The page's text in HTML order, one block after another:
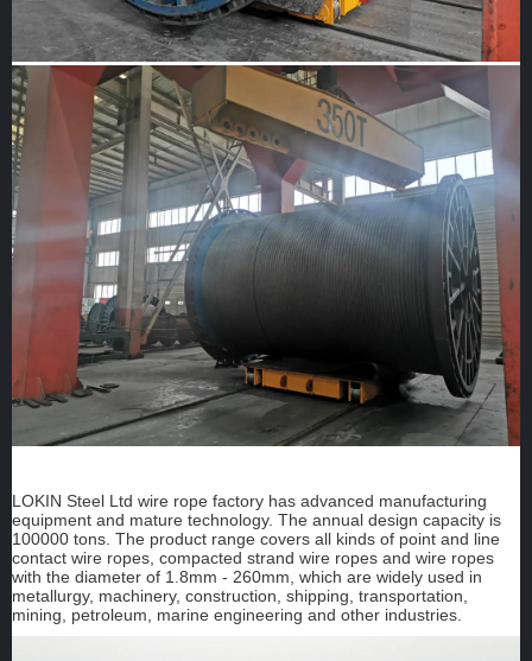
LOKIN Steel Ltd wire rope factory has advanced manufacturing
equipment and mature technology. The annual design capacity is
100000 tons. The product range covers all kinds of point and line
contact wire ropes, compacted strand wire ropes and wire ropes
with the diameter of 1.8mm - 260mm, which are widely used in
metallurgy, machinery, construction, shipping, transportation,
mining, petroleum, marine engineering and other industries.